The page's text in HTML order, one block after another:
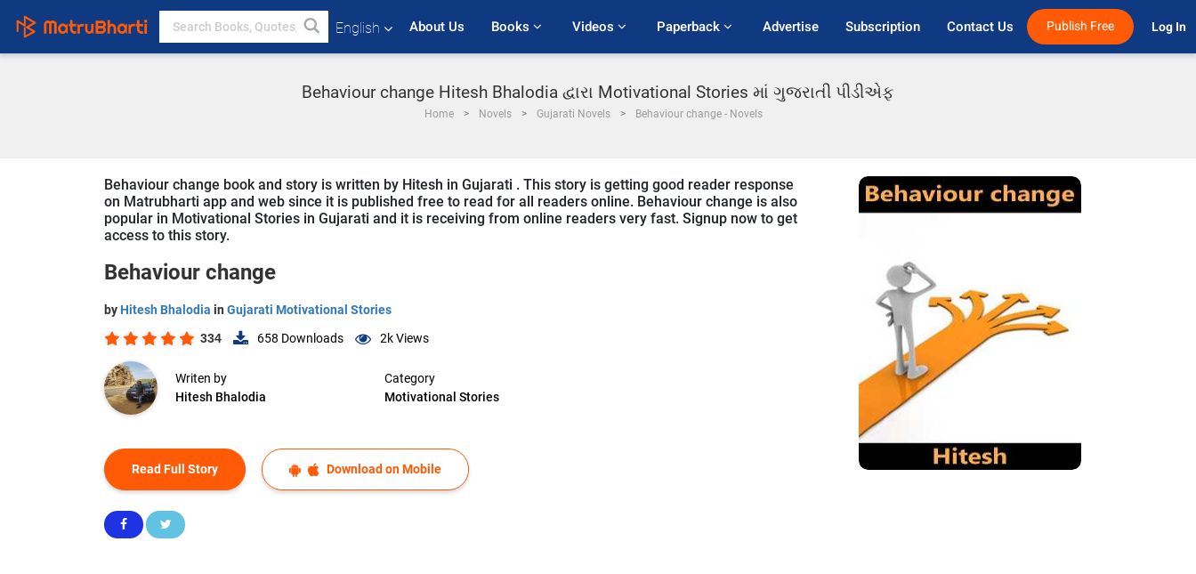
English About Us Books Videos Paperback Advertise Subscription Contact Us Publish Free Log In
Behaviour change Hitesh Bhalodia દ્વારા Motivational Stories માં ગુજરાતી પીડીએફ
Home Novels Gujarati Novels Behaviour change - Novels
Behaviour change book and story is written by Hitesh in Gujarati . This story is getting good reader response
on Matrubharti app and web since it is published free to read for all readers online. Behaviour change is also
popular in Motivational Stories in Gujarati and it is receiving from online readers very fast. Signup now to get
access to this story.
Behaviour change
by Hitesh Bhalodia in Gujarati Motivational Stories
334 658 Downloads 2kViews
Writen by
Hitesh Bhalodia
Category
Motivational Stories
Read Full Story Download on Mobile